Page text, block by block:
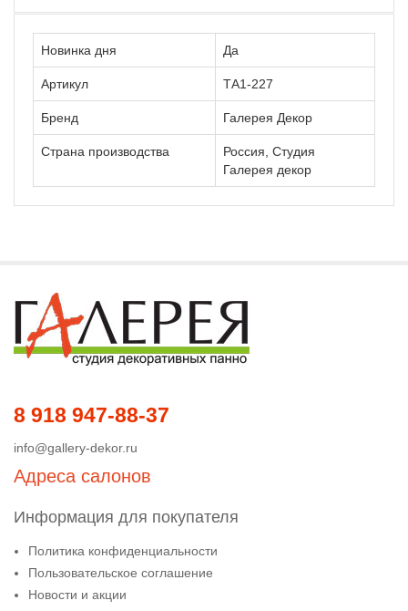
Новинка дня Да
Артикул ТА1-227
Бренд Галерея Декор
Страна производства
Россия, Студия
Галерея декор
8 918 947-88-37
info@gallery-dekor.ru
Адреса салонов
Информация для покупателя
Политика конфиденциальности
Пользовательское соглашение
Новости и акции